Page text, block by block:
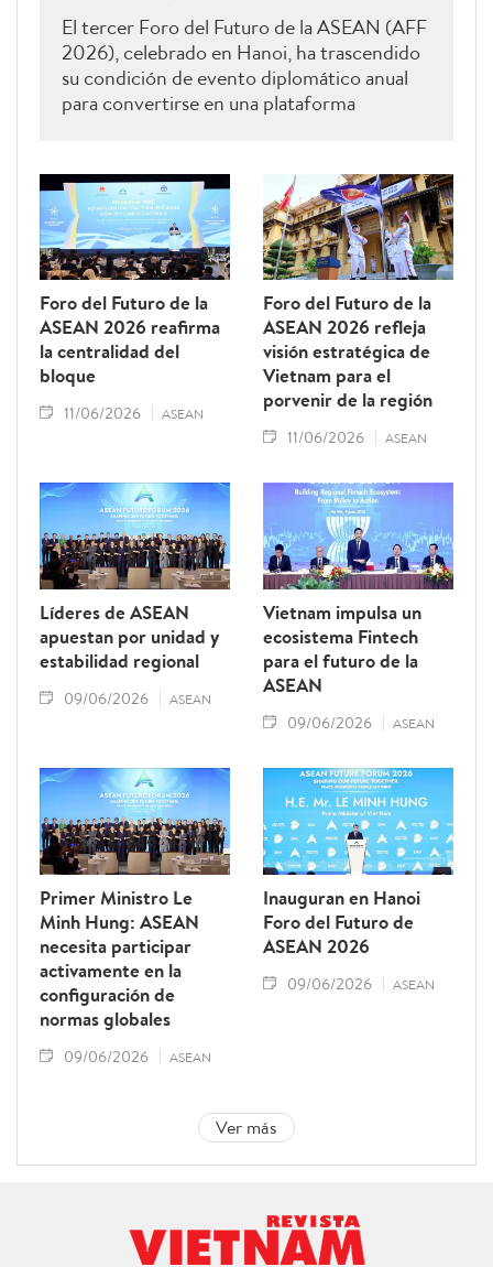
El tercer Foro del Futuro de la ASEAN (AFF
2026), celebrado en Hanoi, ha trascendido
su condición de evento diplomático anual
para convertirse en una plataforma
Asociación de Naciones del Sudeste
Asiático (ASEAN).
Foro del Futuro de la
ASEAN 2026 reafirma
la centralidad del
bloque
11/06/2026 ASEAN
Foro del Futuro de la
ASEAN 2026 refleja
visión estratégica de
Vietnam para el
porvenir de la región
11/06/2026 ASEAN
Líderes de ASEAN
apuestan por unidad y
estabilidad regional
09/06/2026 ASEAN
Vietnam impulsa un
ecosistema Fintech
para el futuro de la
ASEAN
09/06/2026 ASEAN
Primer Ministro Le
Minh Hung: ASEAN
necesita participar
activamente en la
configuración de
normas globales
09/06/2026 ASEAN
Inauguran en Hanoi
Foro del Futuro de
ASEAN 2026
09/06/2026 ASEAN
Ver más